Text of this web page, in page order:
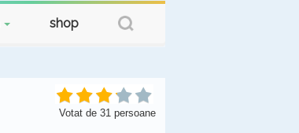
shop
Votat de 31 persoane